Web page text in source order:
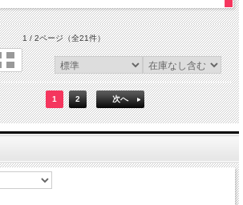
1 / 2ページ（全21件）
1 2 次へ